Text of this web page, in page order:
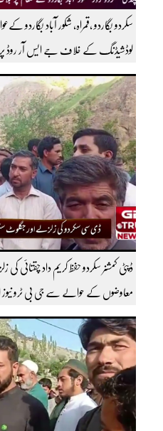
لوڈشیڈنگ کے خلاف جے ایس آر روڈ پر
قسم کی ٹریفک کے لئے بند۔۔ مزید
سبسکرائب کریں
ڈپٹی کمشنر سکردو حفظ کریم داد چقتائی
معاوضوں کے حوالے سے جی بی ٹرو نیوز
افضل روندو